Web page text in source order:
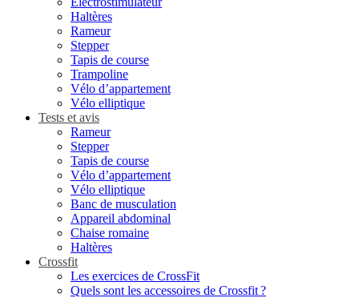
Haltères
Rameur
Stepper
Tapis de course
Trampoline
Vélo d’appartement
Vélo elliptique
Tests et avis
Rameur
Stepper
Tapis de course
Vélo d’appartement
Vélo elliptique
Banc de musculation
Appareil abdominal
Chaise romaine
Haltères
Crossfit
Les exercices de CrossFit
Quels sont les accessoires de Crossfit ?